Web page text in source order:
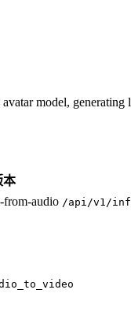
model,
本
audio /api/v1/